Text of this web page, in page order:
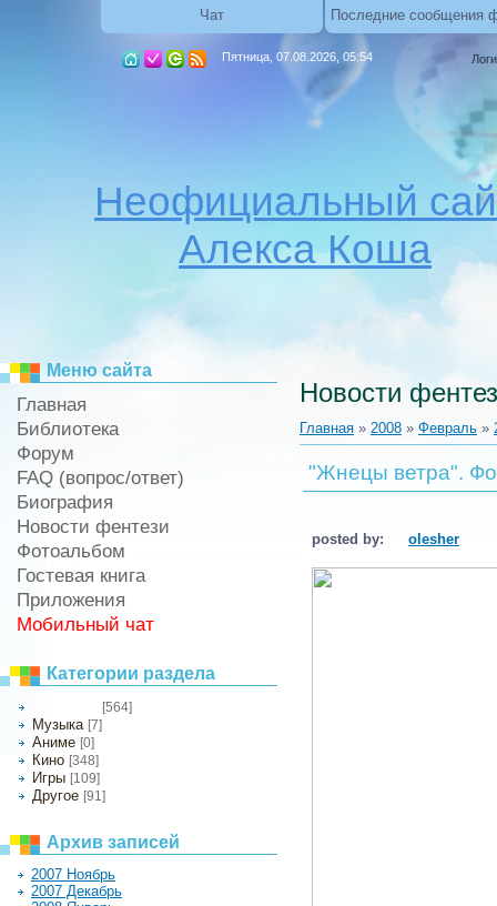
Чат Последние сообщения
Пятница, 07.08.2026, 05:54
Неофициальный
Алекса Коша
Меню сайта
Главная
Библиотека
Форум
FAQ (вопрос/ответ)
Биография
Новости фентези
Фотоальбом
Гостевая книга
Приложения
Мобильный чат
Категории раздела
[564]
Музыка [7]
Аниме [0]
Кино [348]
Игры [109]
Другое [91]
Архив записей
2007 Ноябрь
2007 Декабрь
Новости
Главная » 2008 » Февраль »
"Жнецы ветра".
posted by: olesher